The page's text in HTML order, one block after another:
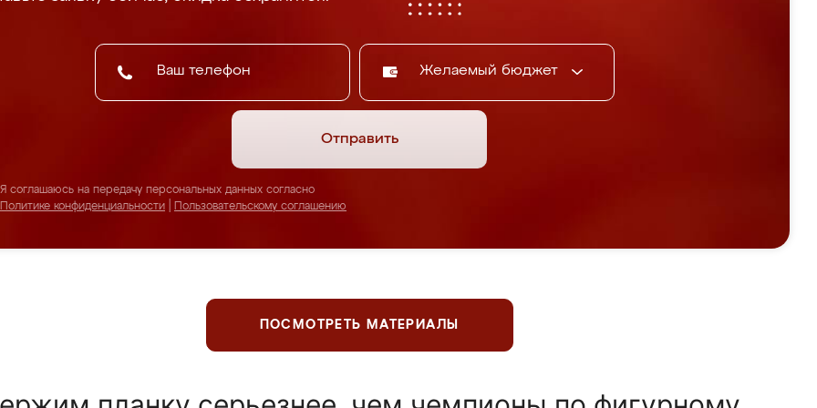
Желаемый бюджет
Отправить
Я соглашаюсь на передачу персональных данных согласно
Политике конфиденциальности
Пользовательскому соглашению
ПОСМОТРЕТЬ МАТЕРИАЛЫ